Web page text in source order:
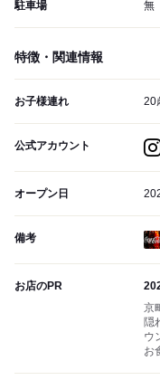
駐車場 無
特徴・関連情報
お子様連れ 20
公式アカウント
オープン日
備考
お店のPR
京
隠
ウ
お